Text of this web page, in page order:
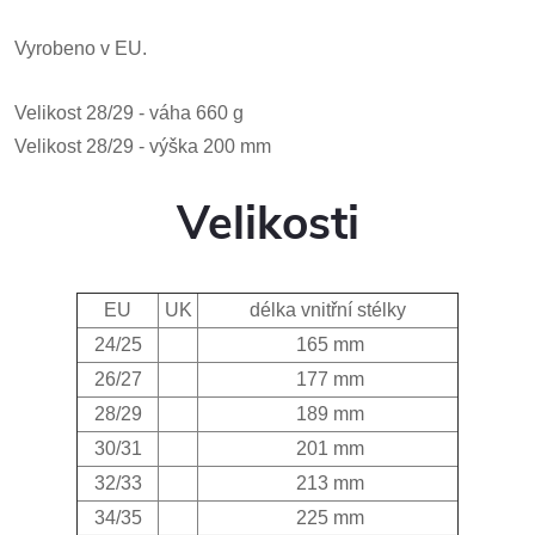
Vyrobeno v EU.
Velikost28/29 - váha 660 g
Velikost 28/29 - výška 200 mm
Velikosti
EU UK
délka vnitřní stélky
24/25
165 mm
26/27
177 mm
28/29
189 mm
30/31
201 mm
32/33
213 mm
34/35
225 mm